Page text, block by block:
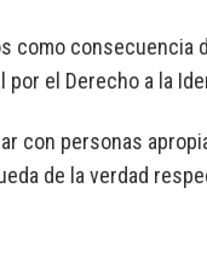
como consecuencia
el Derecho a la
con personas
de la verdad